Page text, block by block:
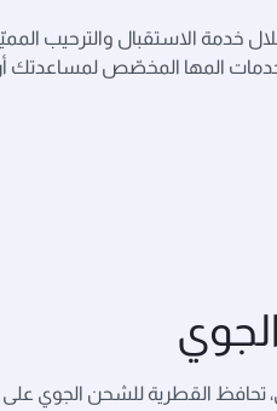
خدمة الاستقبال والترحيب
المها المخصّص لمساعدتك أن
القطرية للشحن الجوي على